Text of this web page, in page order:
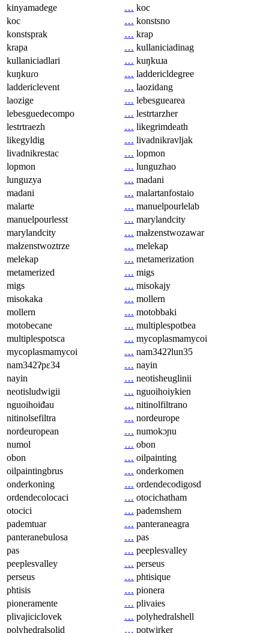
kinyamadege
… koc
koc
… konstsno
konstsprak
… krap
krapa
… kullaniciadinag
kullaniciadlari
… kuŋkuɹa
kuŋkuɾo
… laddericldegree
laddericlevent
… laozidang
laozige
… lebesguearea
lebesguedecompo
… lestrtarzher
lestrtraezh
… likegrimdeath
likegyldig
… livadnikravljak
livadnikrestac
… lopmon
lopmon
… lunguzhao
lunguzya
… madani
madani
… malartanfostaio
malarte
… manuelpourlelab
manuelpourlesst
… marylandcity
marylandcity
… małzenstwozawar
małzenstwoztrze
… melekap
melekap
… metamerization
metamerized
… migs
migs
… misokajy
misokaka
… mollern
mollern
… motobbaki
motobecane
… multiplespotbea
multiplespotsca
… mycoplasmamycoi
mycoplasmamycoi
… nam342ʔlun35
nam342ʔpɛ34
… nayin
nayin
… neotisheuglinii
neotisludwigii
… nguoihoiykien
nguoihoiđau
… nitinolfiltrano
nitinolsefiltra
… nordeurope
nordeuropean
… numokɔɲu
numol
… obon
obon
… oilpainting
oilpaintingbrus
… onderkomen
onderkoning
… ordendecodigosd
ordendecolocaci
… otocichatham
otocici
… pademshem
pademtuar
… panteraneagra
panteranebulosa
… pas
pas
… peeplesvalley
peeplesvalley
… perseus
perseus
… phtisique
phtisis
… pionera
pioneramente
… plivaies
plivajiciclovek
… polyhedralshell
polyhedralsolid
… potwirker